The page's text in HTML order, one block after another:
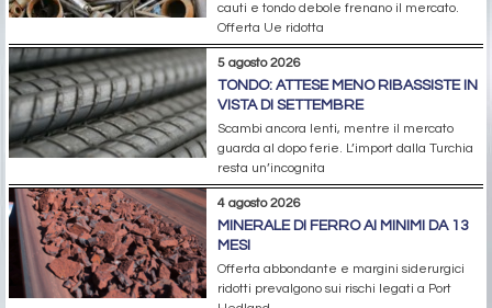
cauti e tondo debole frenano il mercato.
Offerta Ue ridotta
5 agosto 2026
TONDO: ATTESE MENO RIBASSISTE IN
VISTA DI SETTEMBRE
Scambi ancora lenti, mentre il mercato
guarda al dopo ferie. L’import dalla Turchia
resta un’incognita
4 agosto 2026
MINERALE DI FERRO AI MINIMI DA 13
MESI
Offerta abbondante e margini siderurgici
ridotti prevalgono sui rischi legati a Port